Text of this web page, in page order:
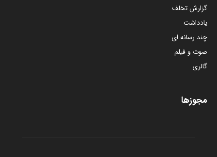
گزارش تخلف
یادداشت
چند رسانه ای
صوت و فیلم
گالری
مجوزها